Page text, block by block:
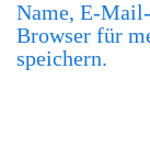
Name, E-
Browser für
speichern.